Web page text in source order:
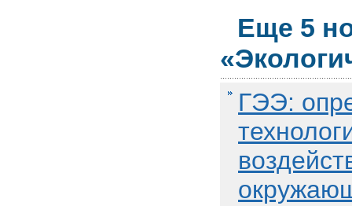
Еще 5
ГЭЭ: